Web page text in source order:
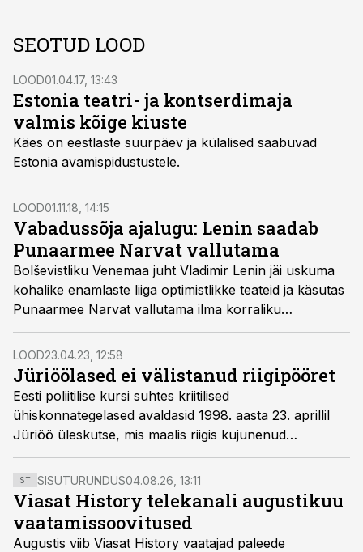
SEOTUD LOOD
LOOD01.04.17, 13:43
Estonia teatri- ja kontserdimaja
valmis kõige kiuste
Käes on eestlaste suurpäev ja külalised saabuvad
Estonia avamispidustustele.
LOOD01.11.18, 14:15
Vabadussõja ajalugu: Lenin saadab
Punaarmee Narvat vallutama
Bolševistliku Venemaa juht Vladimir Lenin jäi uskuma
kohalike enamlaste liiga optimistlikke teateid ja käsutas
Punaarmee Narvat vallutama ilma korraliku
ettevalmistuseta. Narvas tuli punastel peale kodumaale
igatsevate Saksa sõdurite rinda pista ka Eesti Vabariigi
esimeste sõjaväeüksustega.
LOOD23.04.23, 12:58
Jüriöölased ei välistanud riigipööret
Eesti poliitilise kursi suhtes kriitilised
ühiskonnategelased avaldasid 1998. aasta 23. aprillil
Jüriöö üleskutse, mis maalis riigis kujunenud
olukorrast troostitu pildi.
ST SISUTURUNDUS04.08.26, 13:11
Viasat History telekanali augustikuu
vaatamissoovitused
Augustis viib Viasat History vaatajad paleede